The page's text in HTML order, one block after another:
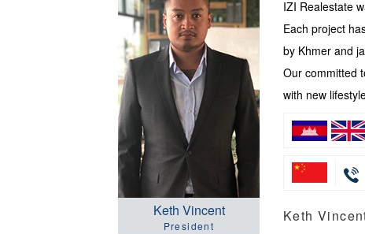
Keth Vincent
President
IZI Realestate
Each project
by Khmer and
Our committed
with new
Keth